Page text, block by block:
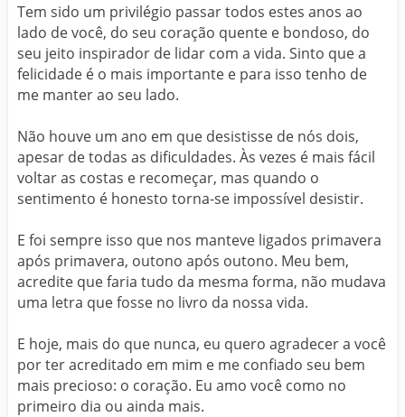
Tem sido um privilégio passar todos estes anos ao
lado de você, do seu coração quente e bondoso, do
seu jeito inspirador de lidar com a vida. Sinto que a
felicidade é o mais importante e para isso tenho de
me manter ao seu lado.
Não houve um ano em que desistisse de nós dois,
apesar de todas as dificuldades. Às vezes é mais fácil
voltar as costas e recomeçar, mas quando o
sentimento é honesto torna-se impossível desistir.
E foi sempre isso que nos manteve ligados primavera
após primavera, outono após outono. Meu bem,
acredite que faria tudo da mesma forma, não mudava
uma letra que fosse no livro da nossa vida.
E hoje, mais do que nunca, eu quero agradecer a você
por ter acreditado em mim e me confiado seu bem
mais precioso: o coração. Eu amo você como no
primeiro dia ou ainda mais.